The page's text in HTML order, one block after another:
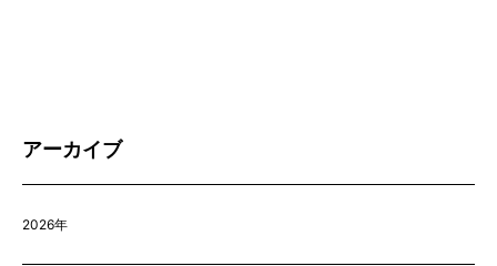
アーカイブ
2026年